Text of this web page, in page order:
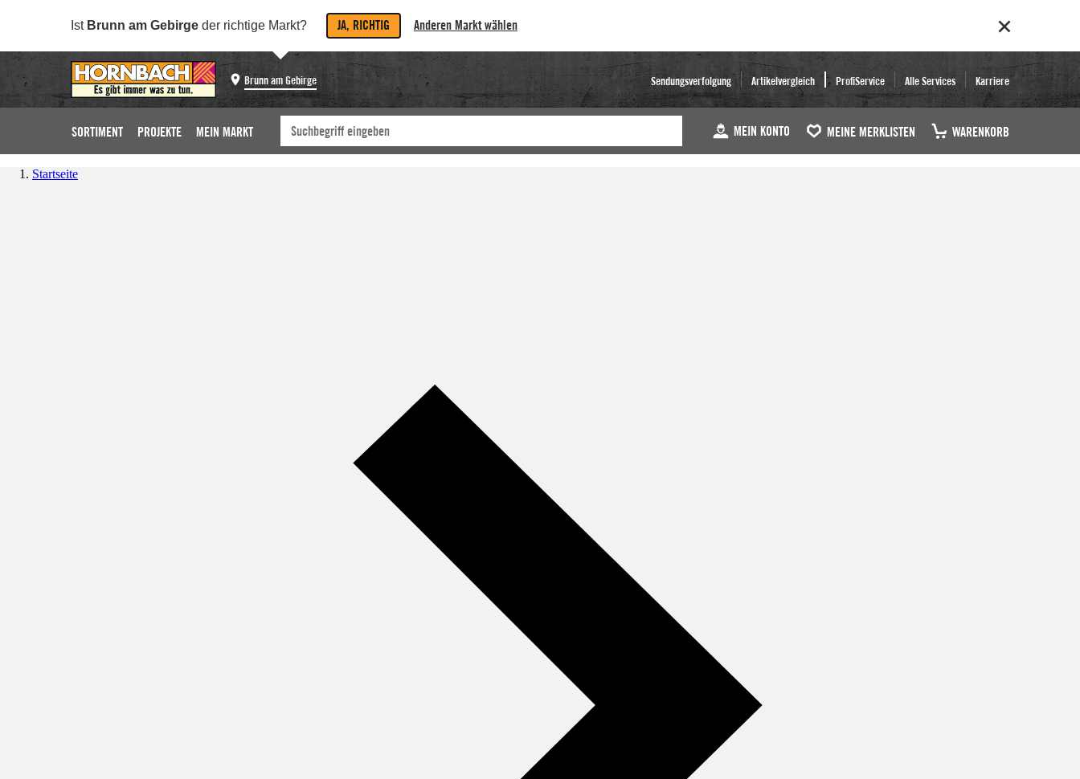
Ist Brunn am Gebirge der richtige Markt? JA, RICHTIG Anderen Markt wählen
Brunn am Gebirge Sendungsverfolgung Artikelvergleich ProfiService Alle Services Karriere
SORTIMENT PROJEKTE MEIN MARKT MEIN KONTO MEINE MERKLISTEN WARENKORB
Startseite